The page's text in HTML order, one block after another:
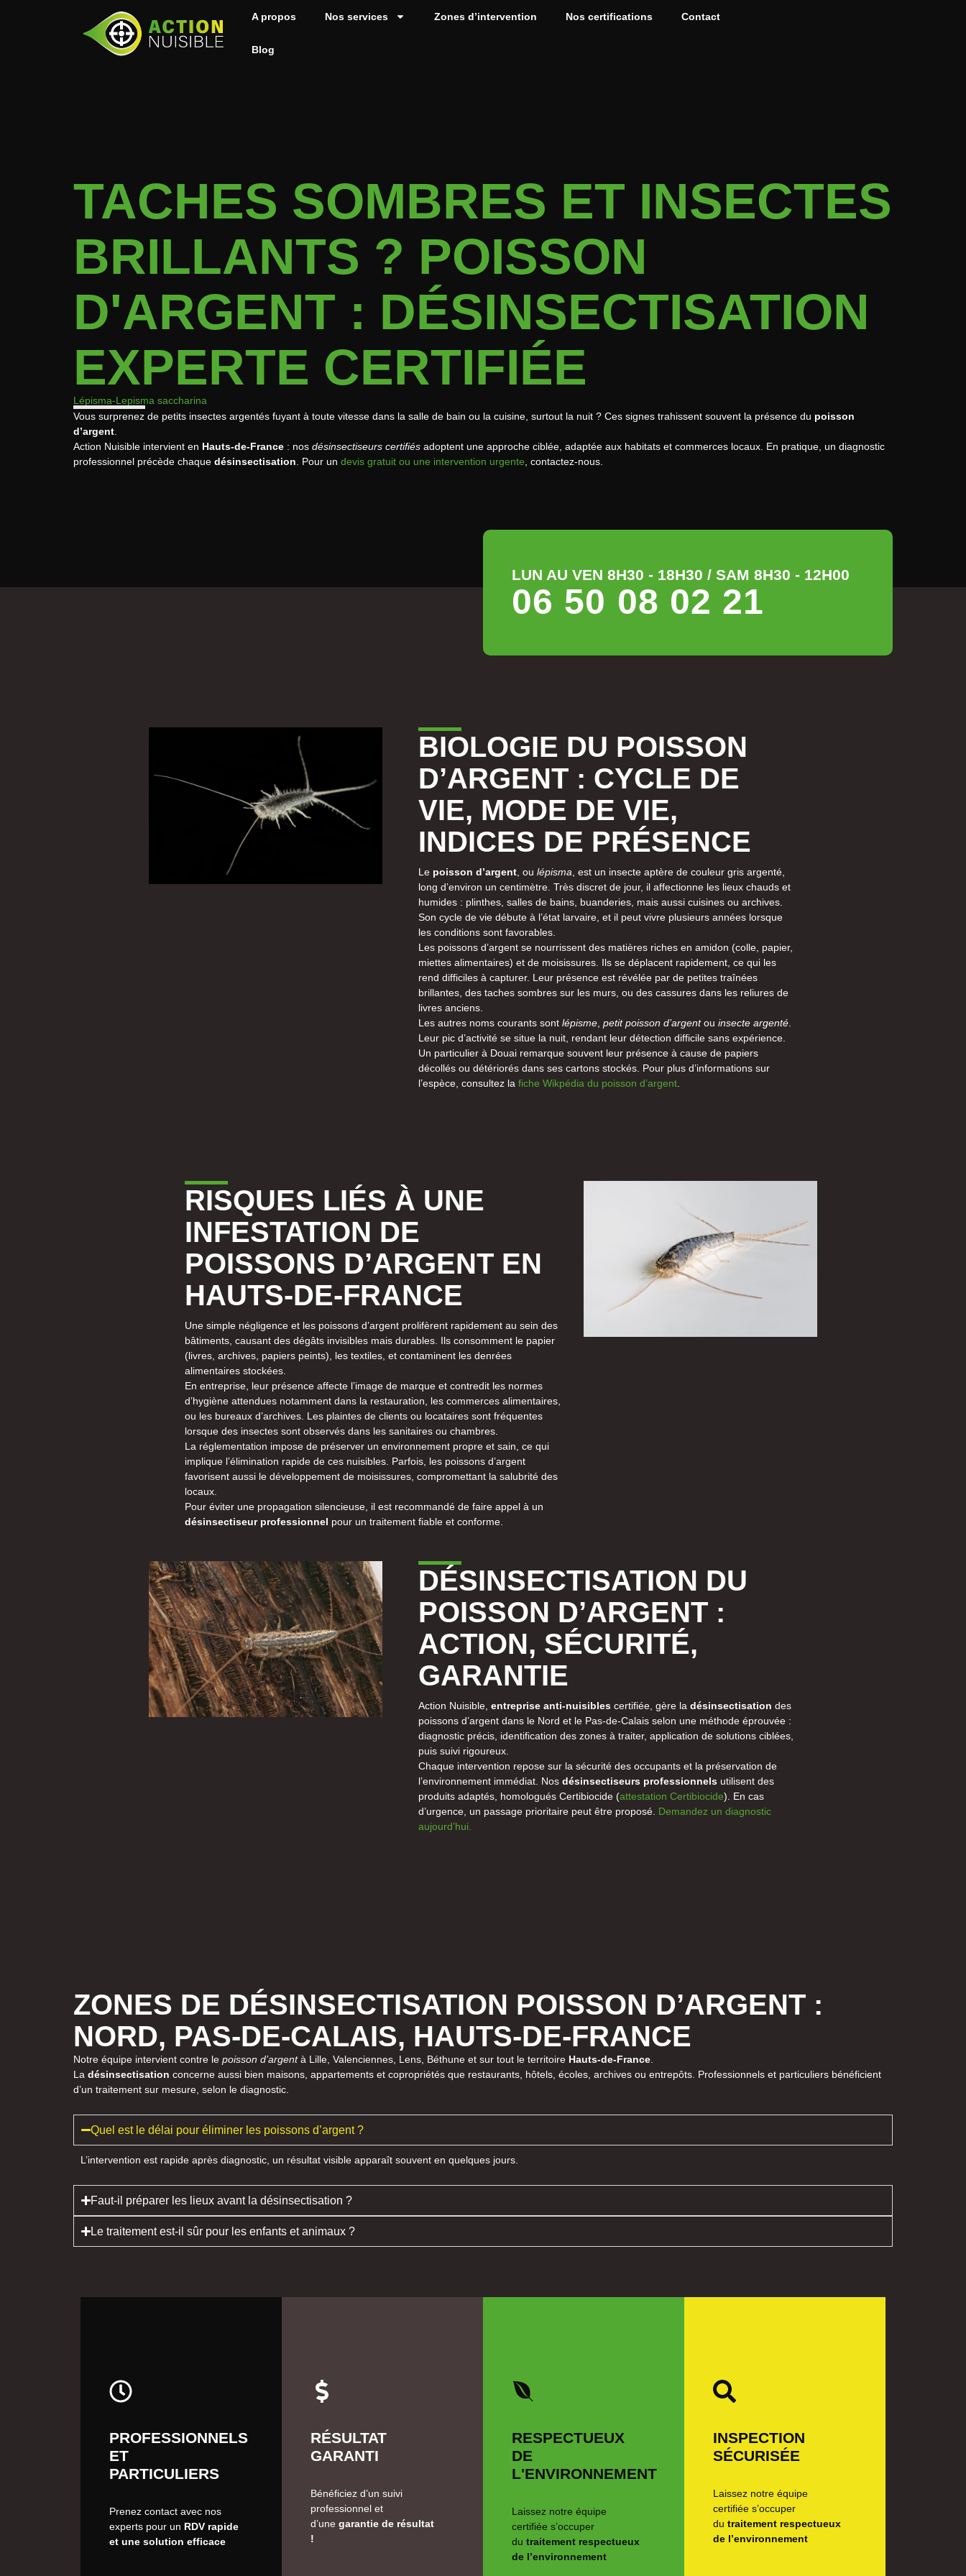
A propos Nos services Zones d’intervention Nos certifications Contact
Blog
TACHES SOMBRES ET INSECTES
BRILLANTS ? POISSON
D'ARGENT : DÉSINSECTISATION
EXPERTE CERTIFIÉE
Lépisma-Lepisma saccharina
Vous surprenez de petits insectes argentés fuyant à toute vitesse dans la salle de bain ou la cuisine, surtout la nuit ? Ces signes trahissent souvent la présence du poisson
d’argent
Action Nuisible intervient en Hauts-de-France : nos désinsectiseurs certifiés adoptent une approche ciblée, adaptée aux habitats et commerces locaux. En pratique, un diagnostic
professionnel précède chaque désinsectisation . Pour un devis gratuit ou une intervention urgente , contactez-nous.
LUN AU VEN 8H30 - 18H30 / SAM 8H30 - 12H00
06 50 08 02 21
BIOLOGIE DU POISSON
D’ARGENT : CYCLE DE
VIE, MODE DE VIE,
INDICES DE PRÉSENCE
Le poisson d’argent, oulépisma, est un insecte aptère de couleur gris argenté,
long d’environ un centimètre. Très discret de jour, il affectionne les lieux chauds et
humides : plinthes, salles de bains, buanderies, mais aussi cuisines ou archives.
Son cycle de vie débute à l’état larvaire, et il peut vivre plusieurs années lorsque
les conditions sont favorables.
Les poissons d’argent se nourrissent des matières riches en amidon (colle, papier,
miettes alimentaires) et de moisissures. Ils se déplacent rapidement, ce qui les
rend difficiles à capturer. Leur présence est révélée par de petites traînées
brillantes, des taches sombres sur les murs, ou des cassures dans les reliures de
livres anciens.
Les autres noms courants sontlépisme,petit poisson d’argentouinsecte argenté.
Leur pic d’activité se situe la nuit, rendant leur détection difficile sans expérience.
Un particulier à Douai remarque souvent leur présence à cause de papiers
décollés ou détériorés dans ses cartons stockés. Pour plus d’informations sur
l’espèce, consultez lafiche Wikpédia du poisson d’argent.
RISQUES LIÉS À UNE
INFESTATION DE
POISSONS D’ARGENT EN
HAUTS-DE-FRANCE
Une simple négligence et les poissons d’argent prolifèrent rapidement au sein des
bâtiments, causant des dégâts invisibles mais durables. Ils consomment le papier
(livres, archives, papiers peints), les textiles, et contaminent les denrées
alimentaires stockées.
En entreprise, leur présence affecte l’image de marque et contredit les normes
d’hygiène attendues notamment dans la restauration, les commerces alimentaires,
ou les bureaux d’archives. Les plaintes de clients ou locataires sont fréquentes
lorsque des insectes sont observés dans les sanitaires ou chambres.
La réglementation impose de préserver un environnement propre et sain, ce qui
implique l’élimination rapide de ces nuisibles. Parfois, les poissons d’argent
favorisent aussi le développement de moisissures, compromettant la salubrité des
locaux.
Pour éviter une propagation silencieuse, il est recommandé de faire appel à un
désinsectiseur professionnel pour un traitement fiable et conforme.
DÉSINSECTISATION DU
POISSON D’ARGENT :
ACTION, SÉCURITÉ,
GARANTIE
Action Nuisible,entreprise anti-nuisibles certifiée, gère ladésinsectisation des
poissons d’argent dans le Nord et le Pas-de-Calais selon une méthode éprouvée :
diagnostic précis, identification des zones à traiter, application de solutions ciblées,
puis suivi rigoureux.
Chaque intervention repose sur la sécurité des occupants et la préservation de
l’environnement immédiat. Nosdésinsectiseurs professionnels utilisent des
produits adaptés, homologués Certibiocide (attestation Certibiocide). En cas
d’urgence, un passage prioritaire peut être proposé. Demandez un diagnostic
aujourd’hui.
ZONES DE DÉSINSECTISATION POISSON D’ARGENT :
NORD, PAS-DE-CALAIS, HAUTS-DE-FRANCE
Notre équipe intervient contre le poisson d’argentà Lille, Valenciennes, Lens, Béthune et sur tout le territoire Hauts-de-France
La désinsectisation concerne aussi bien maisons, appartements et copropriétés que restaurants, hôtels, écoles, archives ou entrepôts. Professionnels et particuliers bénéficient
d’un traitement sur mesure, selon le diagnostic.
Quel est le délai pour éliminer les poissons d’argent ?
L’intervention est rapide après diagnostic, un résultat visible apparaît souvent en quelques jours.
Faut-il préparer les lieux avant la désinsectisation ?
Le traitement est-il sûr pour les enfants et animaux ?
PROFESSIONNELS
ET
PARTICULIERS
Prenez contact avec nos
experts pour un RDV rapide
et une solution efficace
RÉSULTAT
GARANTI
Bénéficiez d’un suivi
professionnel et
d’une garantie de résultat
!
RESPECTUEUX
DE
L'ENVIRONNEMENT
Laissez notre équipe
certifiée s’occuper
du traitement respectueux
de l’environnement
INSPECTION
SÉCURISÉE
Laissez notre équipe
certifiée s’occuper
du traitement respectueux
de l’environnement